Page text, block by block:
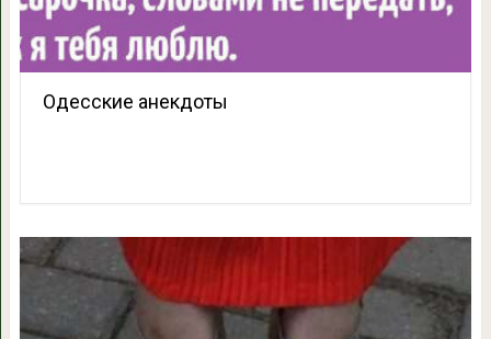
Одесские анекдоты